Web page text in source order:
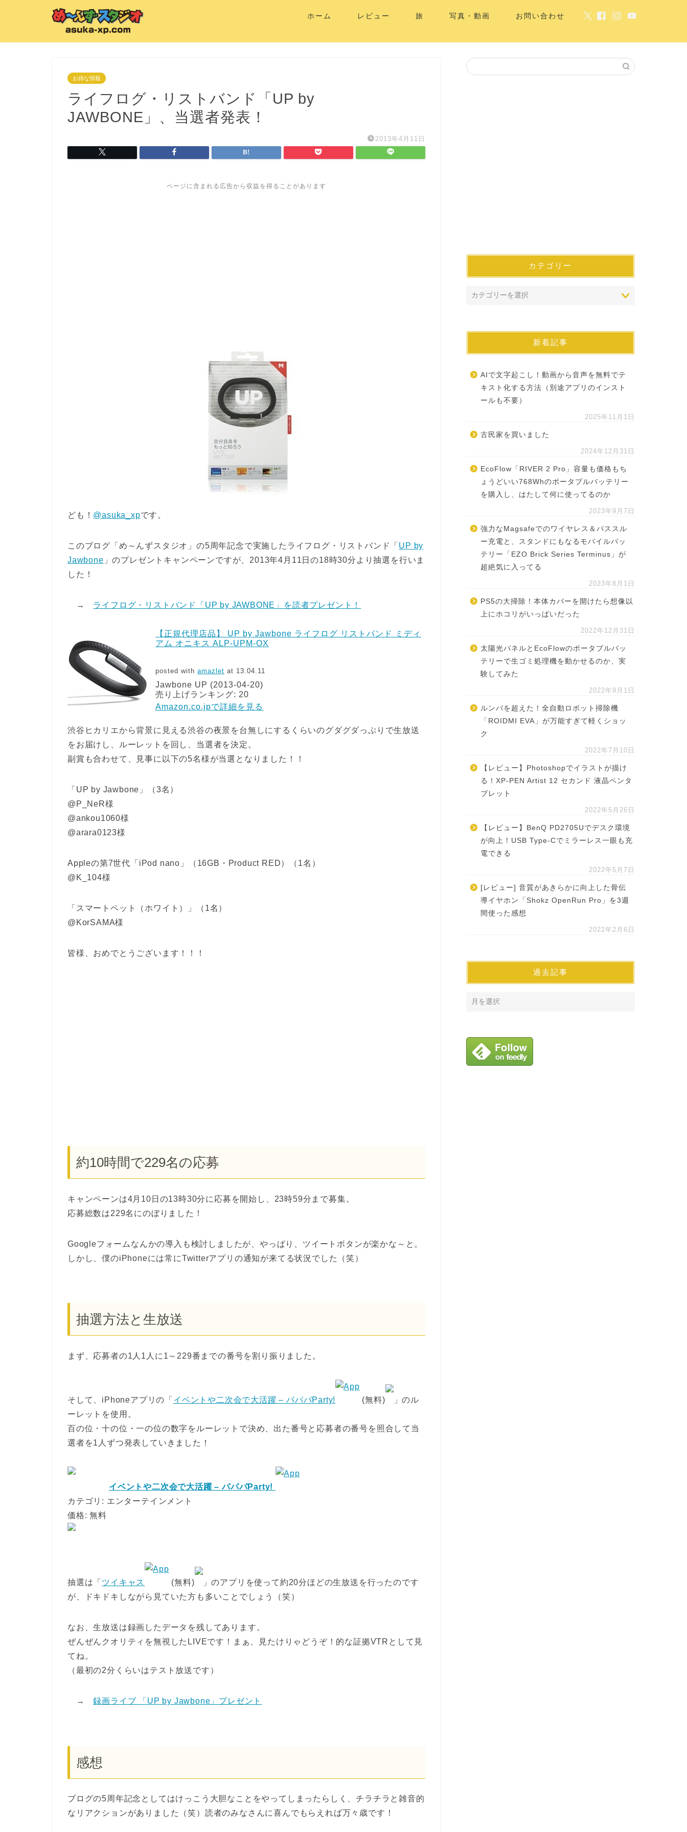
ホーム レビュー 旅 写真・動画 お問い合わせ
お得な情報
ライフログ・リストバンド「UP by
JAWBONE」、当選者発表！
2013年4月11日
ページに含まれる広告から収益を得ることがあります
ども！ @asuka_xpです。
このブログ「め～んずスタジオ」の5周年記念で実施したライフログ・リストバンド「 UP by
Jawbone 」のプレゼントキャンペーンですが、2013年4月11日の18時30分より抽選を行いま
した！
→ ライフログ・リストバンド「UP by JAWBONE」を読者プレゼント！
【正規代理店品】 UP by Jawbone ライフログ リストバンド ミディ
アム オニキス ALP-UPM-OX
posted with amazlet at 13.04.11
Jawbone UP (2013-04-20)
売り上げランキング: 20
Amazon.co.jpで詳細を見る
渋谷ヒカリエから背景に見える渋谷の夜景を台無しにするくらいのグダグダっぷりで生放送
をお届けし、ルーレットを回し、当選者を決定。
副賞も合わせて、見事に以下の5名様が当選となりました！！
「UP by Jawbone」（3名）
@P_NeR様
@ankou1060様
@arara0123様
Appleの第7世代「iPod nano」（16GB・Product RED）（1名）
@K_104様
「スマートペット（ホワイト）」（1名）
@KorSAMA様
皆様、おめでとうございます！！！
約10時間で229名の応募
キャンペーンは4月10日の13時30分に応募を開始し、23時59分まで募集。
応募総数は229名にのぼりました！
Googleフォームなんかの導入も検討しましたが、やっぱり、ツイートボタンが楽かな～と。
しかし、僕のiPhoneには常にTwitterアプリの通知が来てる状況でした（笑）
抽選方法と生放送
まず、応募者の1人1人に1～229番までの番号を割り振りました。
そして、iPhoneアプリの「 イベントや二次会で大活躍 – パパパParty! (無料)
」のル
ーレットを使用。
百の位・十の位・一の位の数字をルーレットで決め、出た番号と応募者の番号を照合して当
選者を1人ずつ発表していきました！
イベントや二次会で大活躍 – パパパParty!
カテゴリ: エンターテインメント
価格: 無料
抽選は「 ツイキャス (無料)
」のアプリを使って約20分ほどの生放送を行ったのです
が、ドキドキしながら見ていた方も多いことでしょう（笑）
なお、生放送は録画したデータを残してあります。
ぜんぜんクオリティを無視したLIVEです！まぁ、見たけりゃどうぞ！的な証拠VTRとして見
てね。
（最初の2分くらいはテスト放送です）
→録画ライブ 「UP by Jawbone」プレゼント
感想
ブログの5周年記念としてはけっこう大胆なことをやってしまったらしく、チラチラと雑音的
なリアクションがありました（笑）読者のみなさんに喜んでもらえれば万々歳です！
カテゴリー
新着記事
AIで文字起こし！動画から音声を無料でテ
キスト化する方法（別途アプリのインスト
ールも不要）
2025年11月1日
古民家を買いました
2024年12月31日
EcoFlow「RIVER 2 Pro」容量も価格もち
ょうどいい768Whのポータブルバッテリー
を購入し、はたして何に使ってるのか
2023年9月7日
強力なMagsafeでのワイヤレス＆パススル
ー充電と、スタンドにもなるモバイルバッ
テリー「EZO Brick Series Terminus」が
超絶気に入ってる
2023年8月1日
PS5の大掃除！本体カバーを開けたら想像以
上にホコリがいっぱいだった
2022年12月31日
太陽光パネルとEcoFlowのポータブルバッ
テリーで生ゴミ処理機を動かせるのか、実
験してみた
2022年9月1日
ルンバを超えた！全自動ロボット掃除機
「ROIDMI EVA」が万能すぎて軽くショッ
ク
2022年7月10日
【レビュー】Photoshopでイラストが描け
る！XP-PEN Artist 12 セカンド 液晶ペンタ
ブレット
2022年5月26日
【レビュー】BenQ PD2705Uでデスク環境
が向上！USB Type-Cでミラーレス一眼も充
電できる
2022年5月7日
[レビュー] 音質があきらかに向上した骨伝
導イヤホン「Shokz OpenRun Pro」を3週
間使った感想
2022年2月6日
過去記事